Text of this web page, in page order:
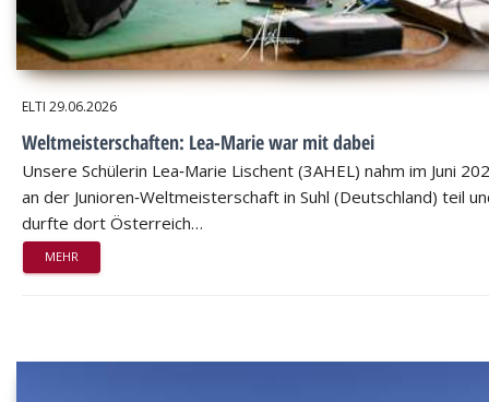
ELTI 29.06.2026
Weltmeisterschaften: Lea-Marie war mit dabei
Unsere Schülerin Lea‑Marie Lischent (3AHEL) nahm im Juni
an der Junioren‑Weltmeisterschaft in Suhl (Deutschland) teil
durfte dort Österreich…
MEHR